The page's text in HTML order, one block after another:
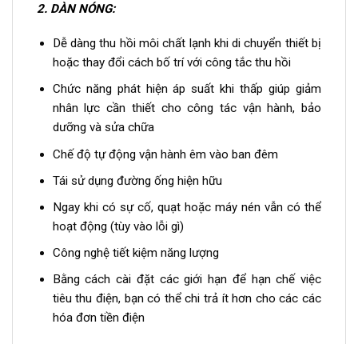
2. DÀN NÓNG:
Dễ dàng thu hồi môi chất lạnh khi di chuyển thiết bị
hoặc thay đổi cách bố trí với công tắc thu hồi
Chức năng phát hiện áp suất khi thấp giúp giảm
nhân lực cần thiết cho công tác vận hành, bảo
dưỡng và sửa chữa
Chế độ tự động vận hành êm vào ban đêm
Tái sử dụng đường ống hiện hữu
Ngay khi có sự cố, quạt hoặc máy nén vẫn có thể
hoạt động (tùy vào lỗi gì)
Công nghệ tiết kiệm năng lượng
Bằng cách cài đặt các giới hạn để hạn chế việc
tiêu thu điện, bạn có thể chi trả ít hơn cho các các
hóa đơn tiền điện